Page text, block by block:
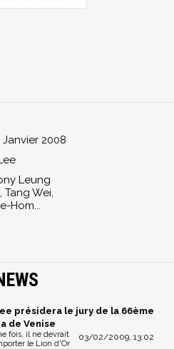
Janvier 2008
Leung
Tang Wei,
Hom...
présidera le jury de la 66ème
de Venise
03/02/2009, 13:02
fois, il ne devrait
le Lion d'Or